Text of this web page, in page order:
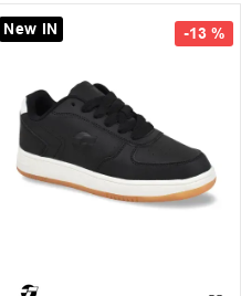
-13 %
New IN
40